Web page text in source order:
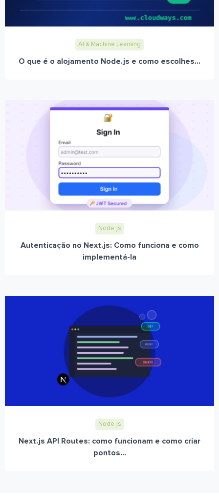
AI & Machine Learning
O que é o alojamento Node.js e como escolhes...
Node.js
Autenticação no Next.js: Como funciona e como
implementá-la
Node.js
Next.js API Routes: como funcionam e como criar
pontos...